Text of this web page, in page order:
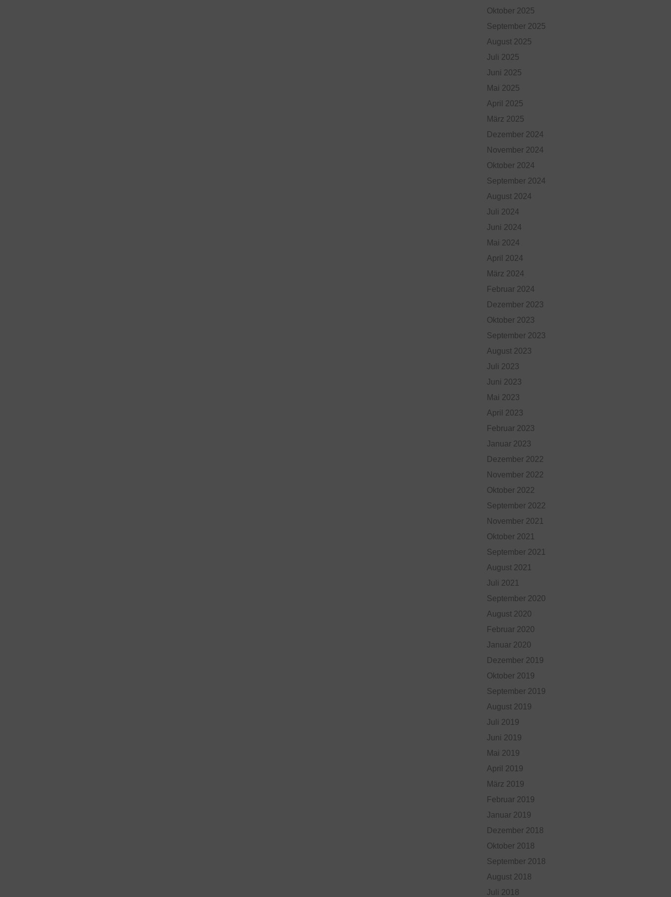
Oktober 2025
September 2025
August 2025
Juli 2025
Juni 2025
Mai 2025
April 2025
März 2025
Dezember 2024
November 2024
Oktober 2024
September 2024
August 2024
Juli 2024
Juni 2024
Mai 2024
April 2024
März 2024
Februar 2024
Dezember 2023
Oktober 2023
September 2023
August 2023
Juli 2023
Juni 2023
Mai 2023
April 2023
Februar 2023
Januar 2023
Dezember 2022
November 2022
Oktober 2022
September 2022
November 2021
Oktober 2021
September 2021
August 2021
Juli 2021
September 2020
August 2020
Februar 2020
Januar 2020
Dezember 2019
Oktober 2019
September 2019
August 2019
Juli 2019
Juni 2019
Mai 2019
April 2019
März 2019
Februar 2019
Januar 2019
Dezember 2018
Oktober 2018
September 2018
August 2018
Juli 2018